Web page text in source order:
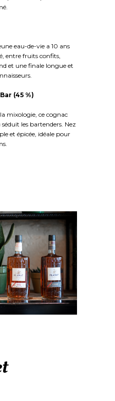
eau-de-vie a 10 ans
entre fruits confits,
et une finale longue et
(45 %)
mixologie, ce cognac
les bartenders. Nez
et épicée, idéale pour